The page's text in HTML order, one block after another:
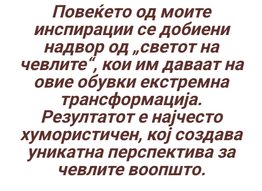
Повеќето од моите
инспирации се добиени
надвор од „светот на
чевлите“, кои им даваат на
овие обувки екстремна
трансформација.
Резултатот е најчесто
хумористичен, кој создава
уникатна перспектива за
чевлите воопшто.